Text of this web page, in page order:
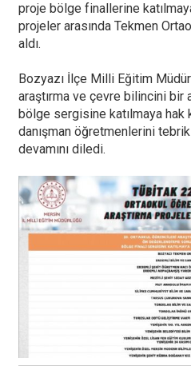
proje bölge finallerine
projeler arasında Tekmen
aldı.
Bozyazı İlçe Milli Eğitim
araştırma ve çevre bilincini bir
bölge sergisine katılmaya hak
danışman öğretmenlerini tebrik
devamını diledi.